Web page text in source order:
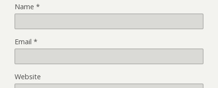
Name *
Email *
Website